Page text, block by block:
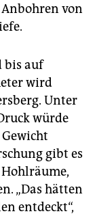
von
bis auf
wird
Unter
würde
gibt es
„Das hätten
entdeckt“,